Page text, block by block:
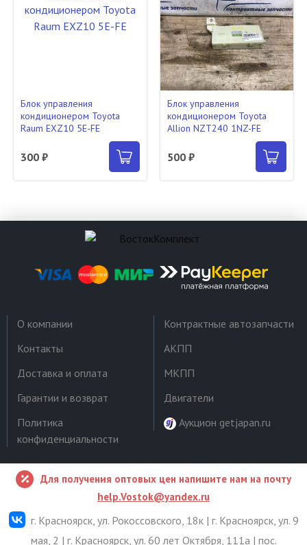
Блок управления
кондиционером Toyota
Raum EXZ10 5E-FE
300 ₽
Блок управления
кондиционером Toyota
Allion NZT240 1NZ-FE
500 ₽
О компании
Контакты
Доставка и оплата
Гарантии и возврат
Политика
конфиденциальности
Контрактные автозапчасти
АКПП
МКПП
Двигатели
Аукцион getjapan.ru
Для получения оптовых цен напишите нам на почту
help.Vostok@yandex.ru
г. Красноярск, ул. Рокоссовского, 18к | г. Красноярск, ул. 9
мая, 2 | г. Красноярск, ул. 60 лет Октября, 111а | пос.